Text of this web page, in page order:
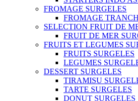
FROMAGE SURGELES
FROMAGE
SELECTION FRUIT DE
FRUIT DE MER
FRUITS ET LEGUMES
FRUITS SURGELES
LEGUMES
DESSERT SURGELES
TIRAMISU
TARTE SURGELES
DONUT SURGELES